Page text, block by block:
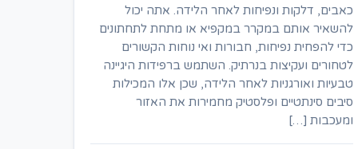
כאבים, דלקות ונפיחות לאחר הלידה. אתה יכול
להשאיר אותם במקרר במקפיא או מתחת לתחתונים
כדי להפחית נפיחות, חבורות ואי נוחות הקשורים
לטחורים ועקיצות בנרתיק. השתמש ברפידות היגיינה
טבעיות ואורגניות לאחר הלידה, שכן אלו המכילות
סיבים סינתטיים ופלסטיק מחמירות את האזור
ומעכבות […]